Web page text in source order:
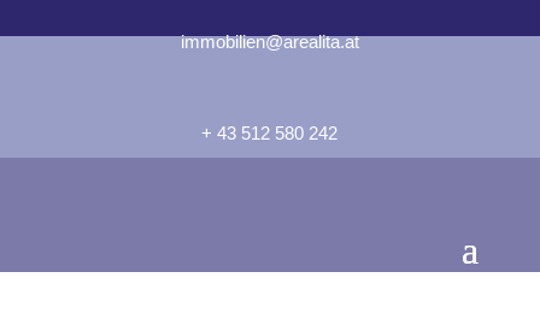
immobilien@arealita.at
+ 43 512 580 242